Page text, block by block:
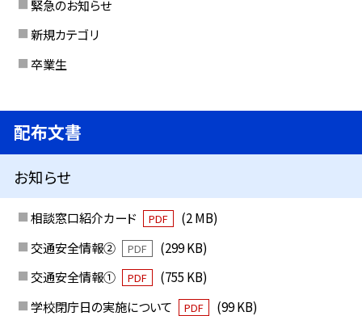
緊急のお知らせ
新規カテゴリ
卒業生
配布文書
お知らせ
相談窓口紹介カード PDF
(2 MB)
交通安全情報②
PDF
(299 KB)
交通安全情報①
PDF
(755 KB)
学校閉庁日の実施について
PDF
(99 KB)